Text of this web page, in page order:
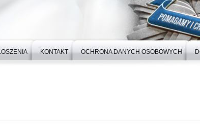
KONTAKT OCHRONA DANYCH OSOBOWYCH